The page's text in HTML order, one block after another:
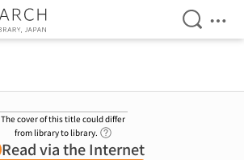
Open
The cover of this title could differ
from library to library.
Read via the Internet